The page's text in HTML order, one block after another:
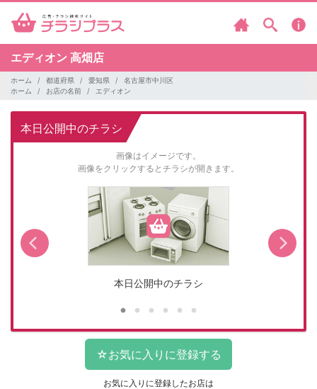
エディオン 高畑店
ホーム 都道府県 愛知県
名古屋市中川区
ホーム
お店の名前 エディオン
本日公開中のチラシ
画像はイメージです。
画像をクリックするとチラシが開きます。
本日公開中のチラシ
お気に入りに登録したお店は